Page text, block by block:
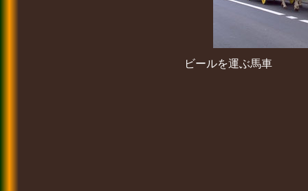
ビールを運ぶ馬車